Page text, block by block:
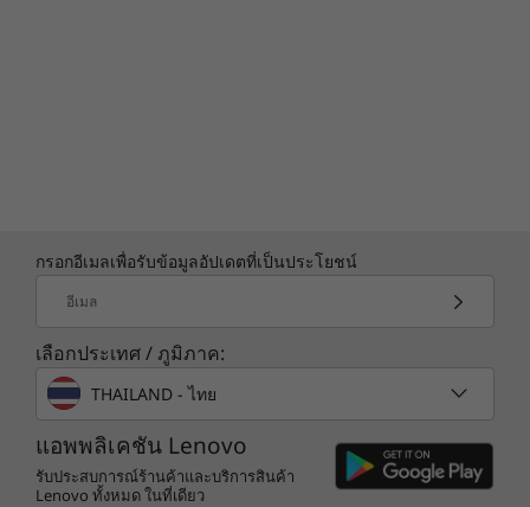
การรักษาความปลอดภัยตลอด 24 ชั่วโมงทุกวัน
ThinkBook 16p Gen 4 ตั้งแต่ตัวอ่านลายนิ้วมือที่
รวมเข้ากับปุ่มเปิด/ปิดเครื่องไปจนถึงซอฟต์แวร์รู้จำ
ใบหน้าที่ทำงานร่วมกับกล้อง IR ThinkShield ชุด
โซลูชันความปลอดภัยที่ครอบคลุมของเราเป็นส่วน
สำคัญในการรับรองว่าระบบของคุณจะได้รับการ
ปกป้อง คุณสมบัติต่างๆ เช่น Trusted Platform
SUSTAINABILITY
Material
3-sided aluminum covers: top, keyboard frame,
bottom (A/C/D)
50% recycled aluminum used for keyboard frame (C
side)
Mylar display cover (B)
กรอกอีเมลเพื่อรับข้อมูลอัปเดตที่เป็นประโยชน์
อีเมล
เลือกประเทศ / ภูมิภาค:
THAILAND - ไทย
แอพพลิเคชัน Lenovo
รับประสบการณ์ร้านค้าและบริการสินค้า
Lenovo ทั้งหมด ในที่เดียว